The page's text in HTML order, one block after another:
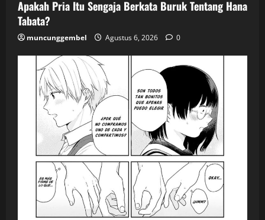
Apakah Pria Itu Sengaja Berkata Buruk Tentang Hana
Tabata?
muncunggembel Agustus 6, 2026 0